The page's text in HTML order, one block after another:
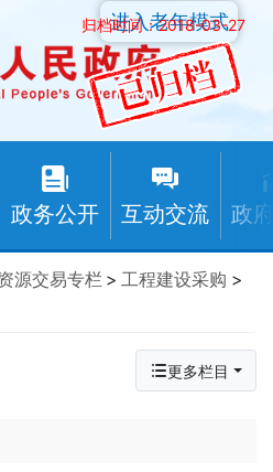
归档时间：2018-03-27
政务公开 互动交流 政
进入老年模式
源交易专栏 > 工程建设采购 >
更多栏目